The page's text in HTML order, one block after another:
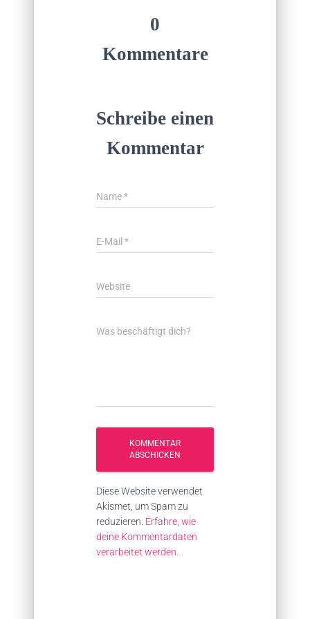
0
Kommentare
Schreibe einen
Kommentar
Name*
E-Mail *
Website
Was beschäftigt dich?
Diese Website verwendet
Akismet, um Spam zu
reduzieren. Erfahre, wie
deine Kommentardaten
verarbeitet werden.